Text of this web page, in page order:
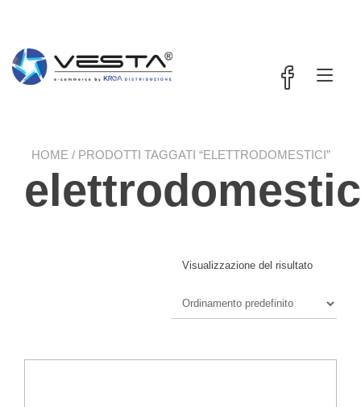
HOME / PRODOTTI TAGGATI “ELETTRODOMESTICI”
Visualizzazione del risultato